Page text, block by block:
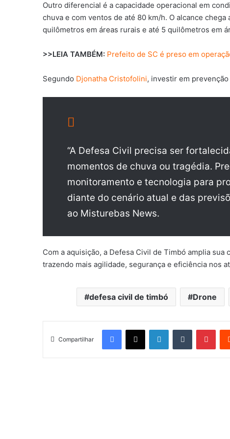
Outro diferencial é a capacidade operacional em
chuva e com ventos de até 80 km/h. O alcance
quilômetros em áreas rurais e até 5 quilômetros em
>>LEIA TAMBÉM: Prefeito de SC é preso em
Segundo Djonatha Cristofolini, investir em
“A Defesa Civil precisa ser
momentos de chuva ou tragédia.
monitoramento e tecnologia para
diante do cenário atual e das
ao Misturebas News.
Com a aquisição, a Defesa Civil de Timbó amplia sua
trazendo mais agilidade, segurança e eficiência nos
defesa civil de timbó Drone
Compartilhar